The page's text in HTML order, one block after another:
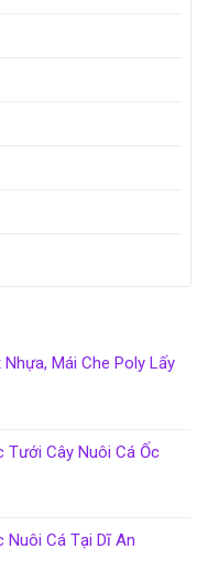
Mái Che Poly Lấy
Cây Nuôi Cá Ốc
Cá Tại Dĩ An